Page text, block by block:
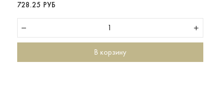
728.25 РУБ
В корзину